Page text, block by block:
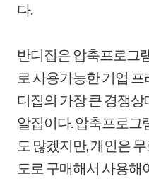
다.
반디집은 압축프로그
로 사용가능한 기업
디집의 가장 큰 경쟁
알집이다. 압축프로그
도 많겠지만, 개인은
도로 구매해서 사용해